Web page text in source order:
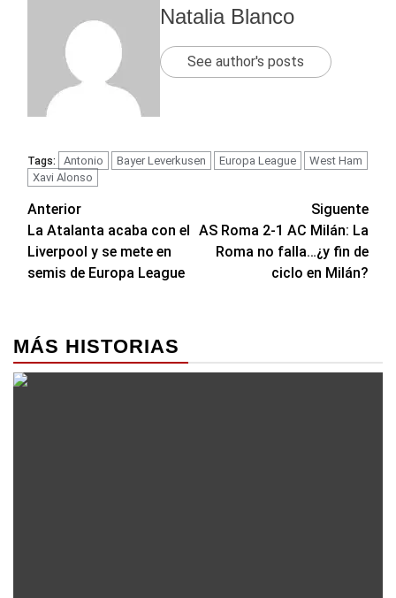
Natalia Blanco
See author's posts
Tags: Antonio Bayer Leverkusen Europa League
West Ham
Xavi Alonso
Navegación
de
entradas
Anterior
La Atalanta acaba con el
Liverpool y se mete en
semis de Europa League
Siguente
AS Roma 2-1 AC Milán: La
Roma no falla…¿y fin de
ciclo en Milán?
MÁS HISTORIAS